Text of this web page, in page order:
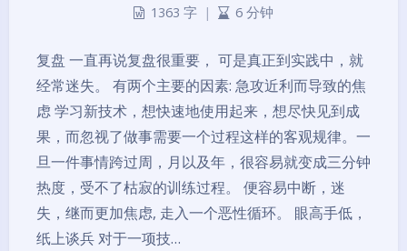
1363 字 | 6 分钟
复盘 一直再说复盘很重要， 可是真正到实践中，就
经常迷失。 有两个主要的因素: 急攻近利而导致的焦
虑 学习新技术，想快速地使用起来，想尽快见到成
果，而忽视了做事需要一个过程这样的客观规律。一
旦一件事情跨过周，月以及年，很容易就变成三分钟
热度，受不了枯寂的训练过程。 便容易中断，迷
失，继而更加焦虑, 走入一个恶性循环。 眼高手低，
纸上谈兵 对于一项技…